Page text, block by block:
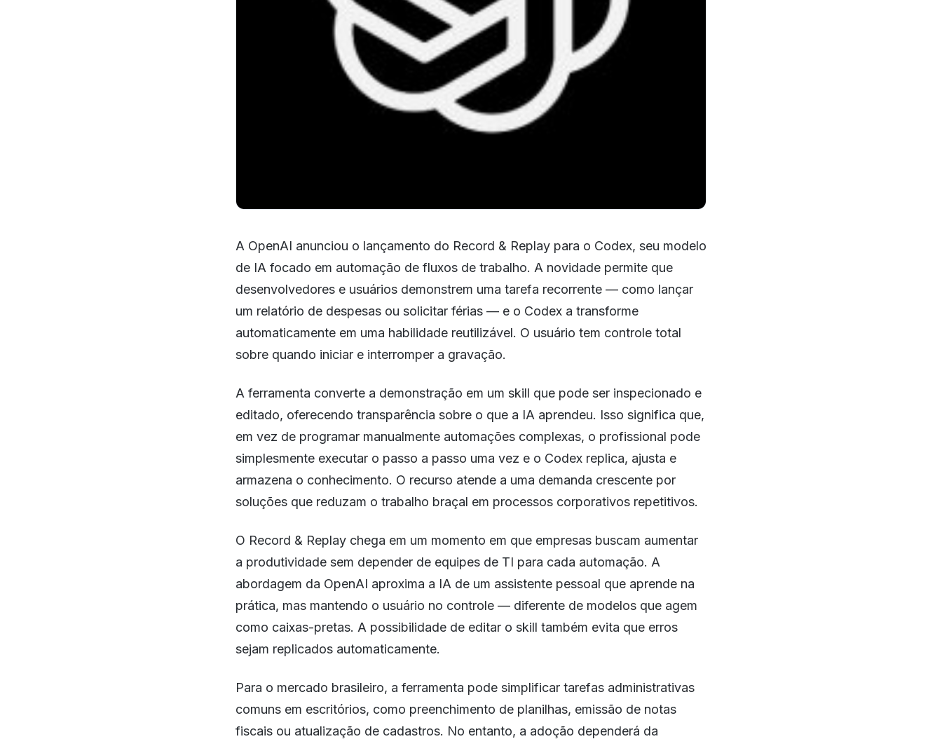
A OpenAI anunciou o lançamento do Record & Replay para o Codex, seu modelo
de IA focado em automação de fluxos de trabalho. A novidade permite que
desenvolvedores e usuários demonstrem uma tarefa recorrente — como lançar
um relatório de despesas ou solicitar férias — e o Codex a transforme
automaticamente em uma habilidade reutilizável. O usuário tem controle total
sobre quando iniciar e interromper a gravação.
A ferramenta converte a demonstração em um skill que pode ser inspecionado e
editado, oferecendo transparência sobre o que a IA aprendeu. Isso significa que,
em vez de programar manualmente automações complexas, o profissional pode
simplesmente executar o passo a passo uma vez e o Codex replica, ajusta e
armazena o conhecimento. O recurso atende a uma demanda crescente por
soluções que reduzam o trabalho braçal em processos corporativos repetitivos.
O Record & Replay chega em um momento em que empresas buscam aumentar
a produtividade sem depender de equipes de TI para cada automação. A
abordagem da OpenAI aproxima a IA de um assistente pessoal que aprende na
prática, mas mantendo o usuário no controle — diferente de modelos que agem
como caixas-pretas. A possibilidade de editar o skill também evita que erros
sejam replicados automaticamente.
Para o mercado brasileiro, a ferramenta pode simplificar tarefas administrativas
comuns em escritórios, como preenchimento de planilhas, emissão de notas
fiscais ou atualização de cadastros. No entanto, a adoção dependerá da